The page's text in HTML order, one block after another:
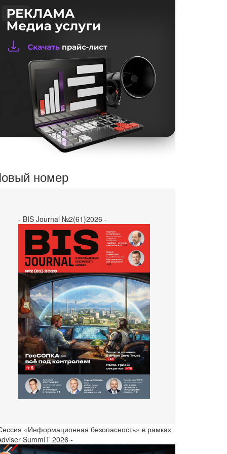
номер
- BIS Journal №2(61)2026 -
«Информационная безопасность» в рамках
SummIT 2026 -